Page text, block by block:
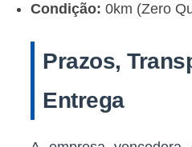
Condição: 0km (Zero
Prazos,
Entrega